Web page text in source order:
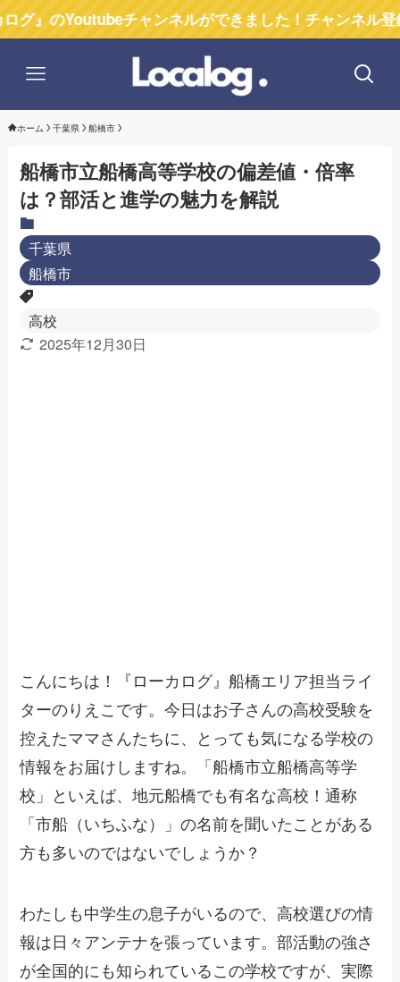
チャンネルができました！チャンネル登録お願い
ホーム 千葉県 船橋市
船橋市立船橋高等学校の偏差値・倍率
は？部活と進学の魅力を解説
千葉県
船橋市
高校
2025年12月30日
こんにちは！『ローカログ』船橋エリア担当ライ
ターのりえこです。今日はお子さんの高校受験を
控えたママさんたちに、とっても気になる学校の
情報をお届けしますね。「船橋市立船橋高等学
校」といえば、地元船橋でも有名な高校！通称
「市船（いちふな）」の名前を聞いたことがある
方も多いのではないでしょうか？
わたしも中学生の息子がいるので、高校選びの情
報は日々アンテナを張っています。部活動の強さ
が全国的にも知られているこの学校ですが、実際